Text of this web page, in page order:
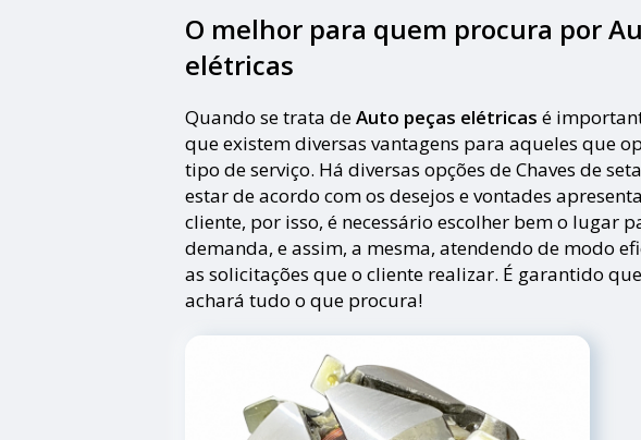
O melhor para quem procura por
elétricas
Quando se trata deAuto peças elétricas é
que existem diversas vantagens para aqueles que
tipo de serviço. Há diversas opções de Chaves de
estar de acordo com os desejos e vontades
cliente, por isso, é necessário escolher bem o lugar
demanda, e assim, a mesma, atendendo de modo
as solicitações que o cliente realizar. É garantido
achará tudo o que procura!